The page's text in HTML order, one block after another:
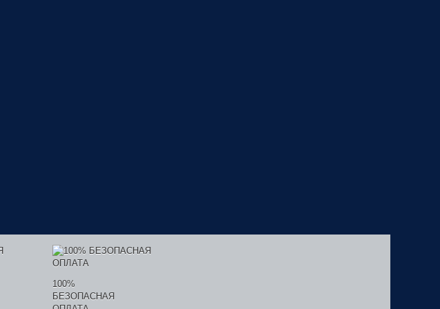
100%
БЕЗОПАСНАЯ